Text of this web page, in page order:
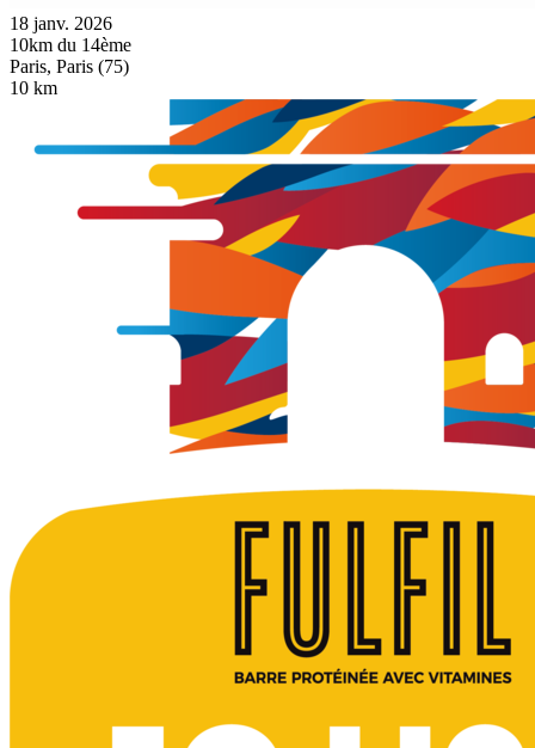
18 janv. 2026
10km du 14ème
Paris, Paris (75)
10 km